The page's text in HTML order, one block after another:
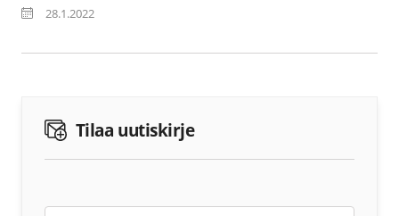
28.1.2022
Tilaa uutiskirje